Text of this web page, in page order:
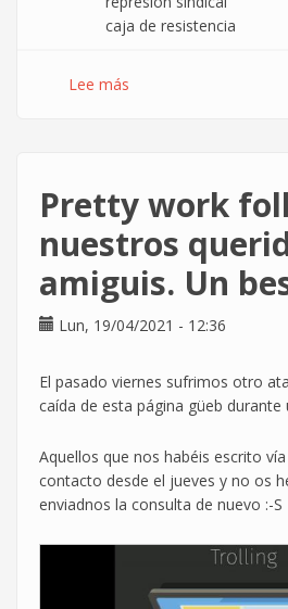
caja de resistencia
Lee más
denuncia!
Pretty work
nuestros
amiguis. Un
Lun, 19/04/2021 - 12:36
El pasado viernes sufrimos otro
caída de esta página güeb durante
Aquellos que nos habéis escrito
contacto desde el jueves y no os
enviadnos la consulta de nuevo :-S